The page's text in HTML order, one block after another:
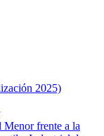
2025)
Menor frente a la